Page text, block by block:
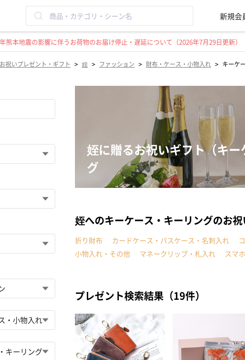
新規会
熊本地震の影響に伴うお荷物のお届け停止・遅延について（2026年7月29日更新）
お祝いプレゼント・ギフト > 姪 > ファッション > 財布・ケース・小物入れ > キーケ
姪に贈るお祝いギフト（キ
グ
姪へのキーケース・キーリングのお
折り財布 カードケース・パスケース・名刺入れ
小物入れ・その他
マネークリップ・札入れ スマ
プレゼント検索結果（19件）